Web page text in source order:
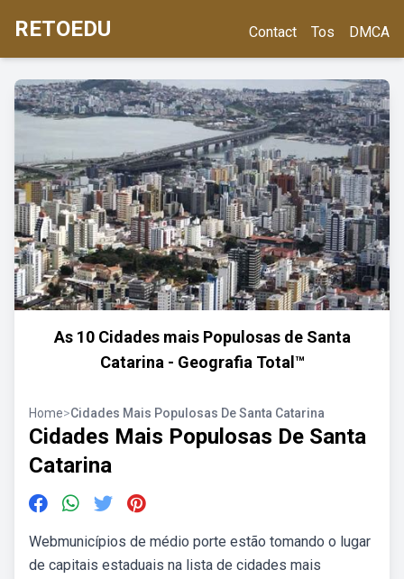
RETOEDU Contact Tos DMCA
As 10 Cidades mais Populosas de Santa
Catarina - Geografia Total™
Home>Cidades Mais Populosas De Santa Catarina
Cidades Mais Populosas De Santa
Catarina
Webmunicípios de médio porte estão tomando o lugar
de capitais estaduais na lista de cidades mais